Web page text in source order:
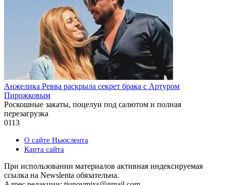
Анжелика Ревва раскрыла секрет брака с Артуром
Пирожковым
Роскошные закаты, поцелуи под салютом и полная
перезагрузка
0113
О сайте Ньюслента
Карта сайта
При использовании материалов активная индексируемая
ссылка на Newslenta обязательна.